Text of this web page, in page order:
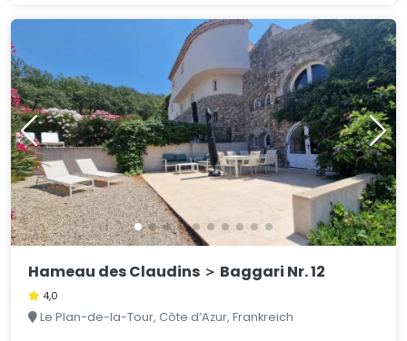
Hameau des Claudins ＞ Baggari Nr. 12
4,0
Le Plan-de-la-Tour, Côte d’Azur, Frankreich